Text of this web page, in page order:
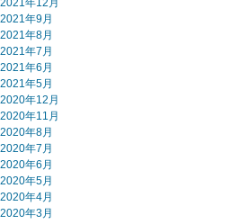
2021年9月
2021年8月
2021年7月
2021年6月
2021年5月
2020年12月
2020年11月
2020年8月
2020年7月
2020年6月
2020年5月
2020年4月
2020年3月